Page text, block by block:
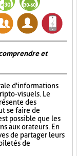
et
d'informations
visuels. Le
des
se faire de
possible que les
aux orateurs. En
de partager leurs
de